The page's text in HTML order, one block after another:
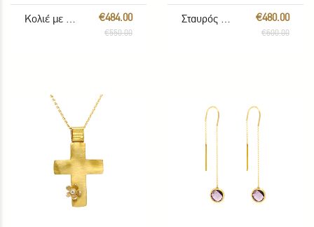
€484.00
€550.00
€480.00
€600.00